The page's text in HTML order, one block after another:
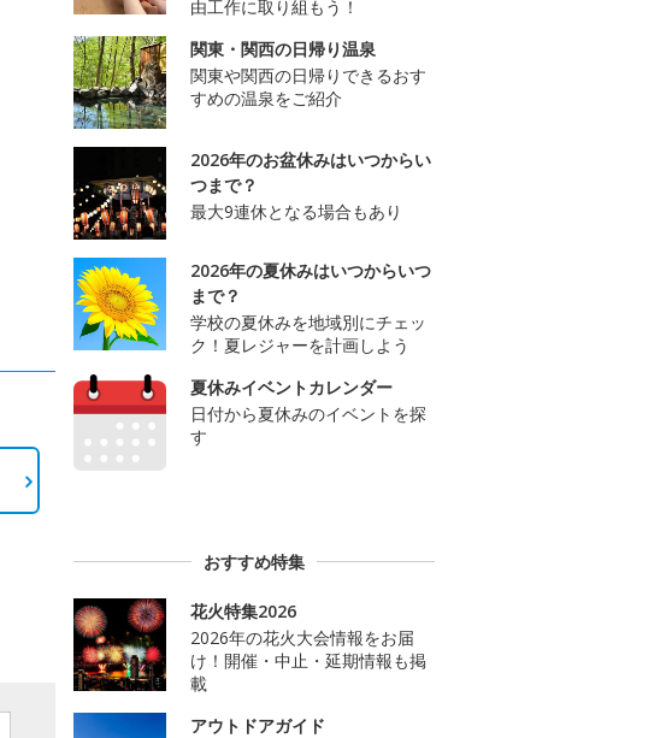
由工作に取り組もう！
関東・関西の日帰り温泉
関東や関西の日帰りできるおす
すめの温泉をご紹介
2026年のお盆休みはいつからい
つまで？
最大9連休となる場合もあり
2026年の夏休みはいつからいつ
まで？
学校の夏休みを地域別にチェッ
ク！夏レジャーを計画しよう
夏休みイベントカレンダー
日付から夏休みのイベントを探
す
おすすめ特集
花火特集2026
2026年の花火大会情報をお届
け！開催・中止・延期情報も掲
載
アウトドアガイド